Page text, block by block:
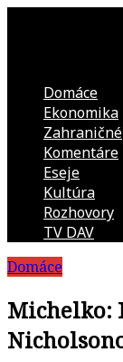
DAV
DVA
politická
revue
Domáce
Ekonomika
Zahraničné
Komentáre
Eseje
Kultúra
Rozhovory
TV DAV
Domáce
Michelko: